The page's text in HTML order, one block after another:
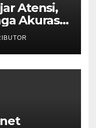
Atensi,
Akurasi